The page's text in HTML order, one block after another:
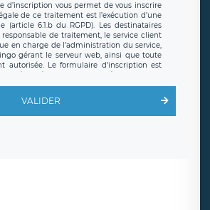
d’inscription vous permet de vous inscrire
de ce traitement est l’exécution d’une
(article 6.1.b du RGPD). Les destinataires
de traitement, le service client
en charge de l’administration du service,
gérant le serveur web, ainsi que toute
autorisée. Le formulaire d’inscription est
de protection conformes au RGPD. Les
étant entendu que vous pouvez
de vos données et retirer votre
VALIDER